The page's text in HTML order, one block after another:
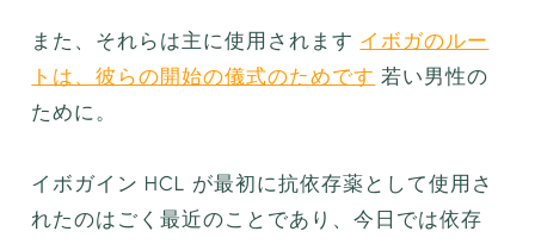
また、それらは主に使用されます イボガのルー
トは、彼らの開始の儀式のためです 若い男性の
ために。
イボガイン HCL が最初に抗依存薬として使用さ
れたのはごく最近のことであり、今日では依存